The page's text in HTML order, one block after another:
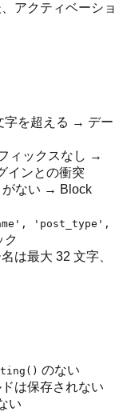
アクティベーショ
字を超える → デー
ィックスなし →
インとの衝突
がない → Block
'post_type',
ク
は最大 32 文字、
のない
は保存されない
い